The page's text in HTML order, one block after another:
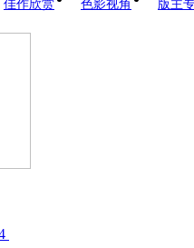
佳作欣赏
色影视角 版主